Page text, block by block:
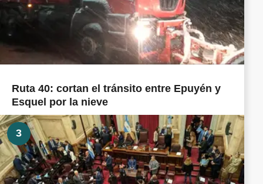
Ruta 40: cortan el tránsito entre Epuyén y
Esquel por la nieve
3